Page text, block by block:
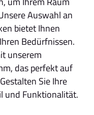
Auswahl an
bietet Ihnen
Bedürfnissen.
unserem
das perfekt auf
Sie Ihre
und Funktionalität.